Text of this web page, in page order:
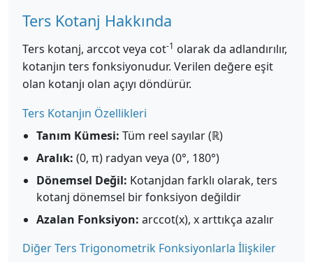
Ters Kotanj Hakkında
Ters kotanj, arccot veya cot-1 olarak da adlandırılır,
kotanjın ters fonksiyonudur. Verilen değere eşit
olan kotanjı olan açıyı döndürür.
Ters Kotanjın Özellikleri
Tanım Kümesi: Tüm reel sayılar (ℝ)
Aralık: (0, π) radyan veya (0°, 180°)
Dönemsel Değil: Kotanjdan farklı olarak, ters
kotanj dönemsel bir fonksiyon değildir
Azalan Fonksiyon: arccot(x), x arttıkça azalır
Diğer Ters Trigonometrik Fonksiyonlarla İlişkiler